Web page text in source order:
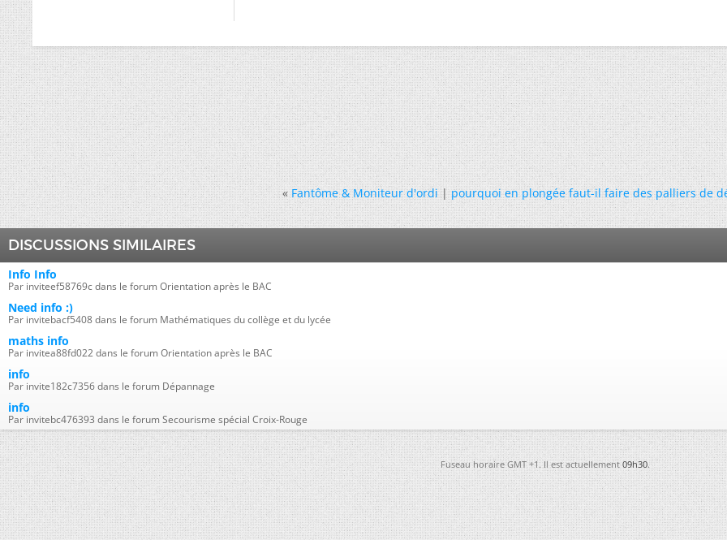
« Fantôme & Moniteur d'ordi|pourquoi en plongée faut-il faire des palliers de
DISCUSSIONS SIMILAIRES
Info Info
Par inviteef58769c dans le forum Orientation après le BAC
Need info :)
Par invitebacf5408 dans le forum Mathématiques du collège et du lycée
maths info
Par invitea88fd022 dans le forum Orientation après le BAC
info
Par invite182c7356 dans le forum Dépannage
info
Par invitebc476393 dans le forum Secourisme spécial Croix-Rouge
Fuseau horaire GMT +1. Il est actuellement09h30.